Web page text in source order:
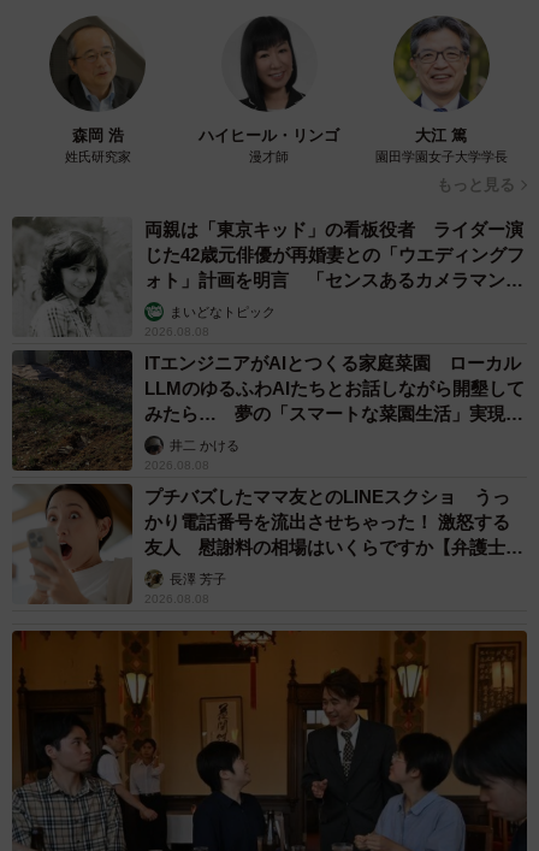
森岡 浩
姓氏研究家
ハイヒール・リンゴ
漫才師
大江 篤
園田学園女子大学学長
もっと見る
両親は「東京キッド」の看板役者 ライダー演
じた42歳元俳優が再婚妻との「ウエディングフ
ォト」計画を明言 「センスあるカメラマン求
む」まいどなトピック
2026.08.08
ITエンジニアがAIとつくる家庭菜園 ローカル
LLMのゆるふわAIたちとお話しながら開墾して
みたら… 夢の「スマートな菜園生活」実現な
るか井二 かける
2026.08.08
プチバズしたママ友とのLINEスクショ うっ
かり電話番号を流出させちゃった！ 激怒する
友人 慰謝料の相場はいくらですか【弁護士が
解説】長澤 芳子
2026.08.08